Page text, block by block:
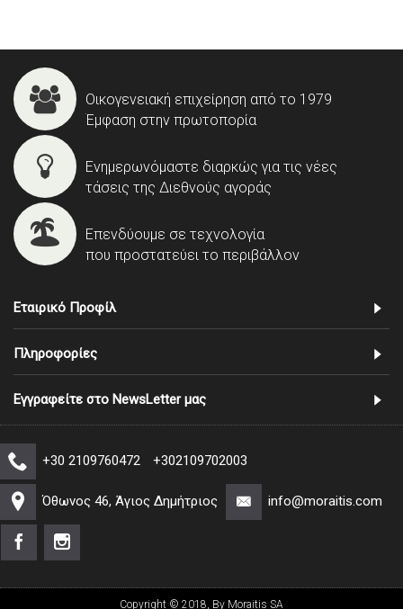
Οικογενειακή επιχείρηση από το 1979
Έμφαση στην πρωτοπορία
Ενημερωνόμαστε διαρκώς για τις νέες
τάσεις της Διεθνούς αγοράς
Επενδύουμε σε τεχνολογία
που προστατεύει το περιβάλλον
Εταιρικό Προφίλ
Πληροφορίες
Εγγραφείτε στο NewsLetter μας
+30 2109760472 +302109702003
Όθωνος 46, Άγιος Δημήτριος info@moraitis.com
Copyright © 2018, By Moraitis SA